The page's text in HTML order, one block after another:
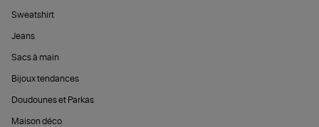
Sweatshirt
Jeans
Sacs à main
Bijoux tendances
Doudounes et Parkas
Maison déco